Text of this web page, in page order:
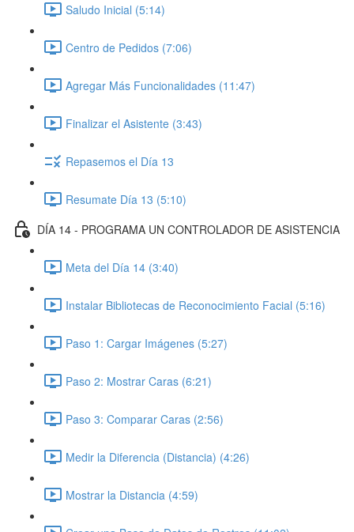
Saludo Inicial (5:14)
Centro de Pedidos (7:06)
Agregar Más Funcionalidades (11:47)
Finalizar el Asistente (3:43)
Repasemos el Día 13
Resumate Día 13 (5:10)
DÍA 14 - PROGRAMA UN CONTROLADOR DE ASISTENCIA
Meta del Día 14 (3:40)
Instalar Bibliotecas de Reconocimiento Facial (5:16)
Paso 1: Cargar Imágenes (5:27)
Paso 2: Mostrar Caras (6:21)
Paso 3: Comparar Caras (2:56)
Medir la Diferencia (Distancia) (4:26)
Mostrar la Distancia (4:59)